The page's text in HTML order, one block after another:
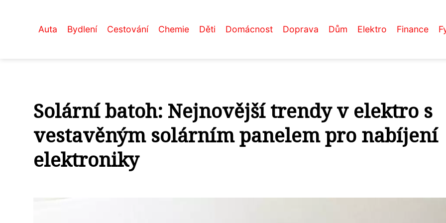
Auta Bydlení Cestování Chemie Děti Domácnost Doprava Dům Elektro Finance
Solární batoh: Nejnovější trendy v elektro s
vestavěným solárním panelem pro nabíjení
elektroniky